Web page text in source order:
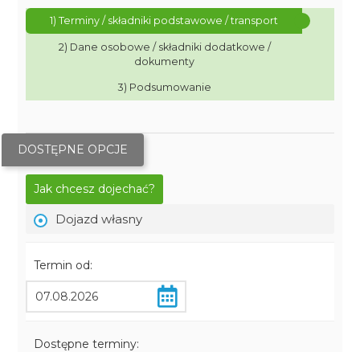
1) Terminy / składniki podstawowe / transport
2) Dane osobowe / składniki dodatkowe /
dokumenty
3) Podsumowanie
DOSTĘPNE OPCJE
Jak chcesz dojechać?
Dojazd własny
Termin od:
Dostępne terminy: